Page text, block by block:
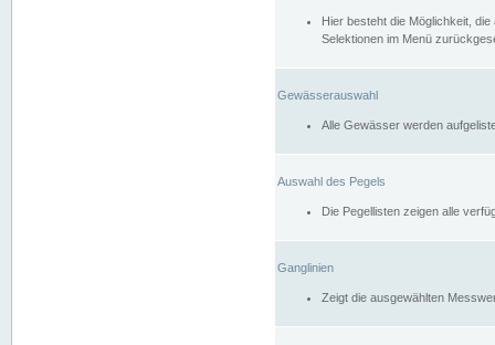
Hier besteht die Möglichkeit,
Selektionen im Menü
Gewässerauswahl
Alle Gewässer werden
Auswahl des Pegels
Die Pegellisten zeigen alle
Ganglinien
Zeigt die ausgewählten